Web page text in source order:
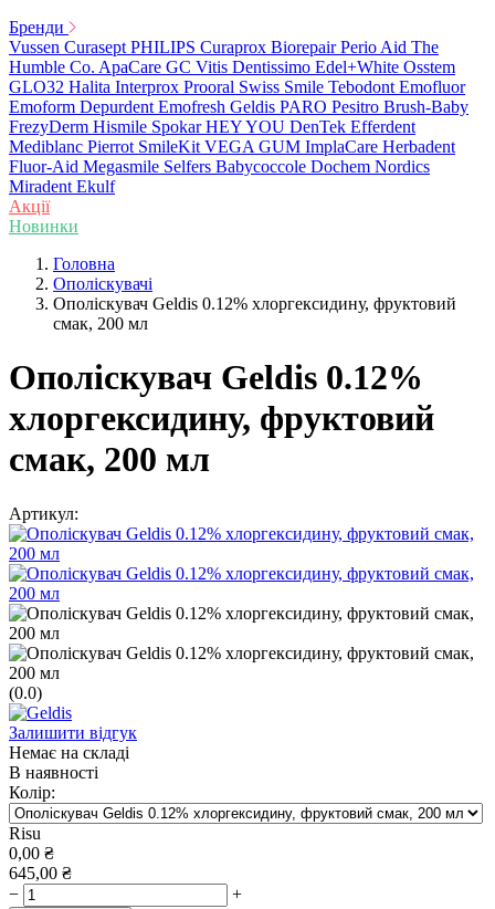
Бренди
Vussen Curasept PHILIPS Curaprox Biorepair Perio Aid The
Humble Co. ApaCare GC Vitis Dentissimo Edel+White Osstem
GLO32 Halita Interprox Prooral Swiss Smile Tebodont Emofluor
Emoform Depurdent Emofresh Geldis PARO Pesitro Brush-Baby
FrezyDerm Hismile Spokar HEY YOU DenTek Efferdent
Mediblanc Pierrot SmileKit VEGA GUM ImplaCare Herbadent
Fluor-Aid Megasmile Selfers Babycoccole Dochem Nordics
Miradent Ekulf
Акції
Новинки
Головна
Ополіскувачі
Ополіскувач Geldis 0.12% хлоргексидину, фруктовий
смак, 200 мл
Ополіскувач Geldis 0.12%
хлоргексидину, фруктовий
смак, 200 мл
Артикул:
(0.0)
Залишити відгук
Немає на складі
В наявності
Колір:
Risu
0,00 ₴
645,00 ₴
−
+